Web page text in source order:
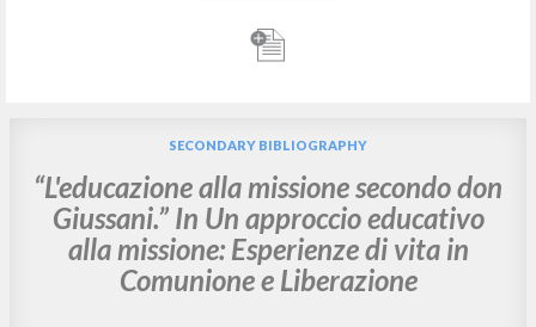
SECONDARY BIBLIOGRAPHY
“L'educazione alla missione secondo don
Giussani.” In Un approccio educativo
alla missione: Esperienze di vita in
Comunione e Liberazione